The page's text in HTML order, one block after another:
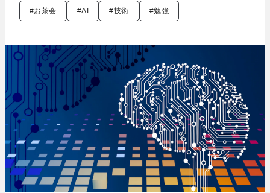
#お茶会 #AI #技術 #勉強